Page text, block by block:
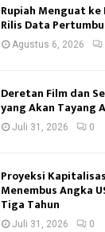
Rupiah Menguat ke
Rilis Data
Agustus 6, 2026
Deretan Film dan
yang Akan Tayang
Juli 31, 2026 0
Proyeksi
Menembus Angka
Tiga Tahun
Juli 31, 2026 0